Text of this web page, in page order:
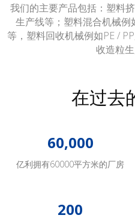
我们的主要产品包括：塑料
生产线等；塑料混合机械例
等，塑料回收机械例如PE /
收造粒生
在过去
60,000
亿利拥有60000平方米的厂房
200